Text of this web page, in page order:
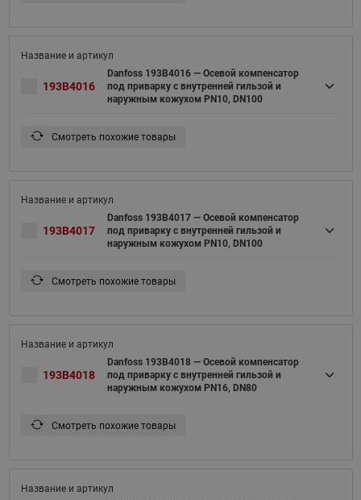
193B4016
Danfoss 193B4016 — Осевой компенсатор
под приварку с внутренней гильзой и
наружным кожухом PN10, DN100
Смотреть похожие товары
193B4017
Danfoss 193B4017 — Осевой компенсатор
под приварку с внутренней гильзой и
наружным кожухом PN10, DN100
Смотреть похожие товары
193B4018
Danfoss 193B4018 — Осевой компенсатор
под приварку с внутренней гильзой и
наружным кожухом PN16, DN80
Смотреть похожие товары